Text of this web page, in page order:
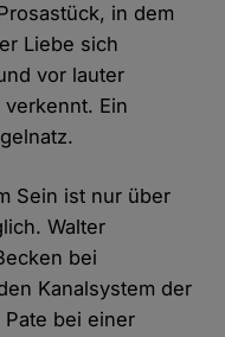
in dem
Liebe sich
vor lauter
Ein
Sein ist nur über
Walter
bei
Kanalsystem der
bei einer